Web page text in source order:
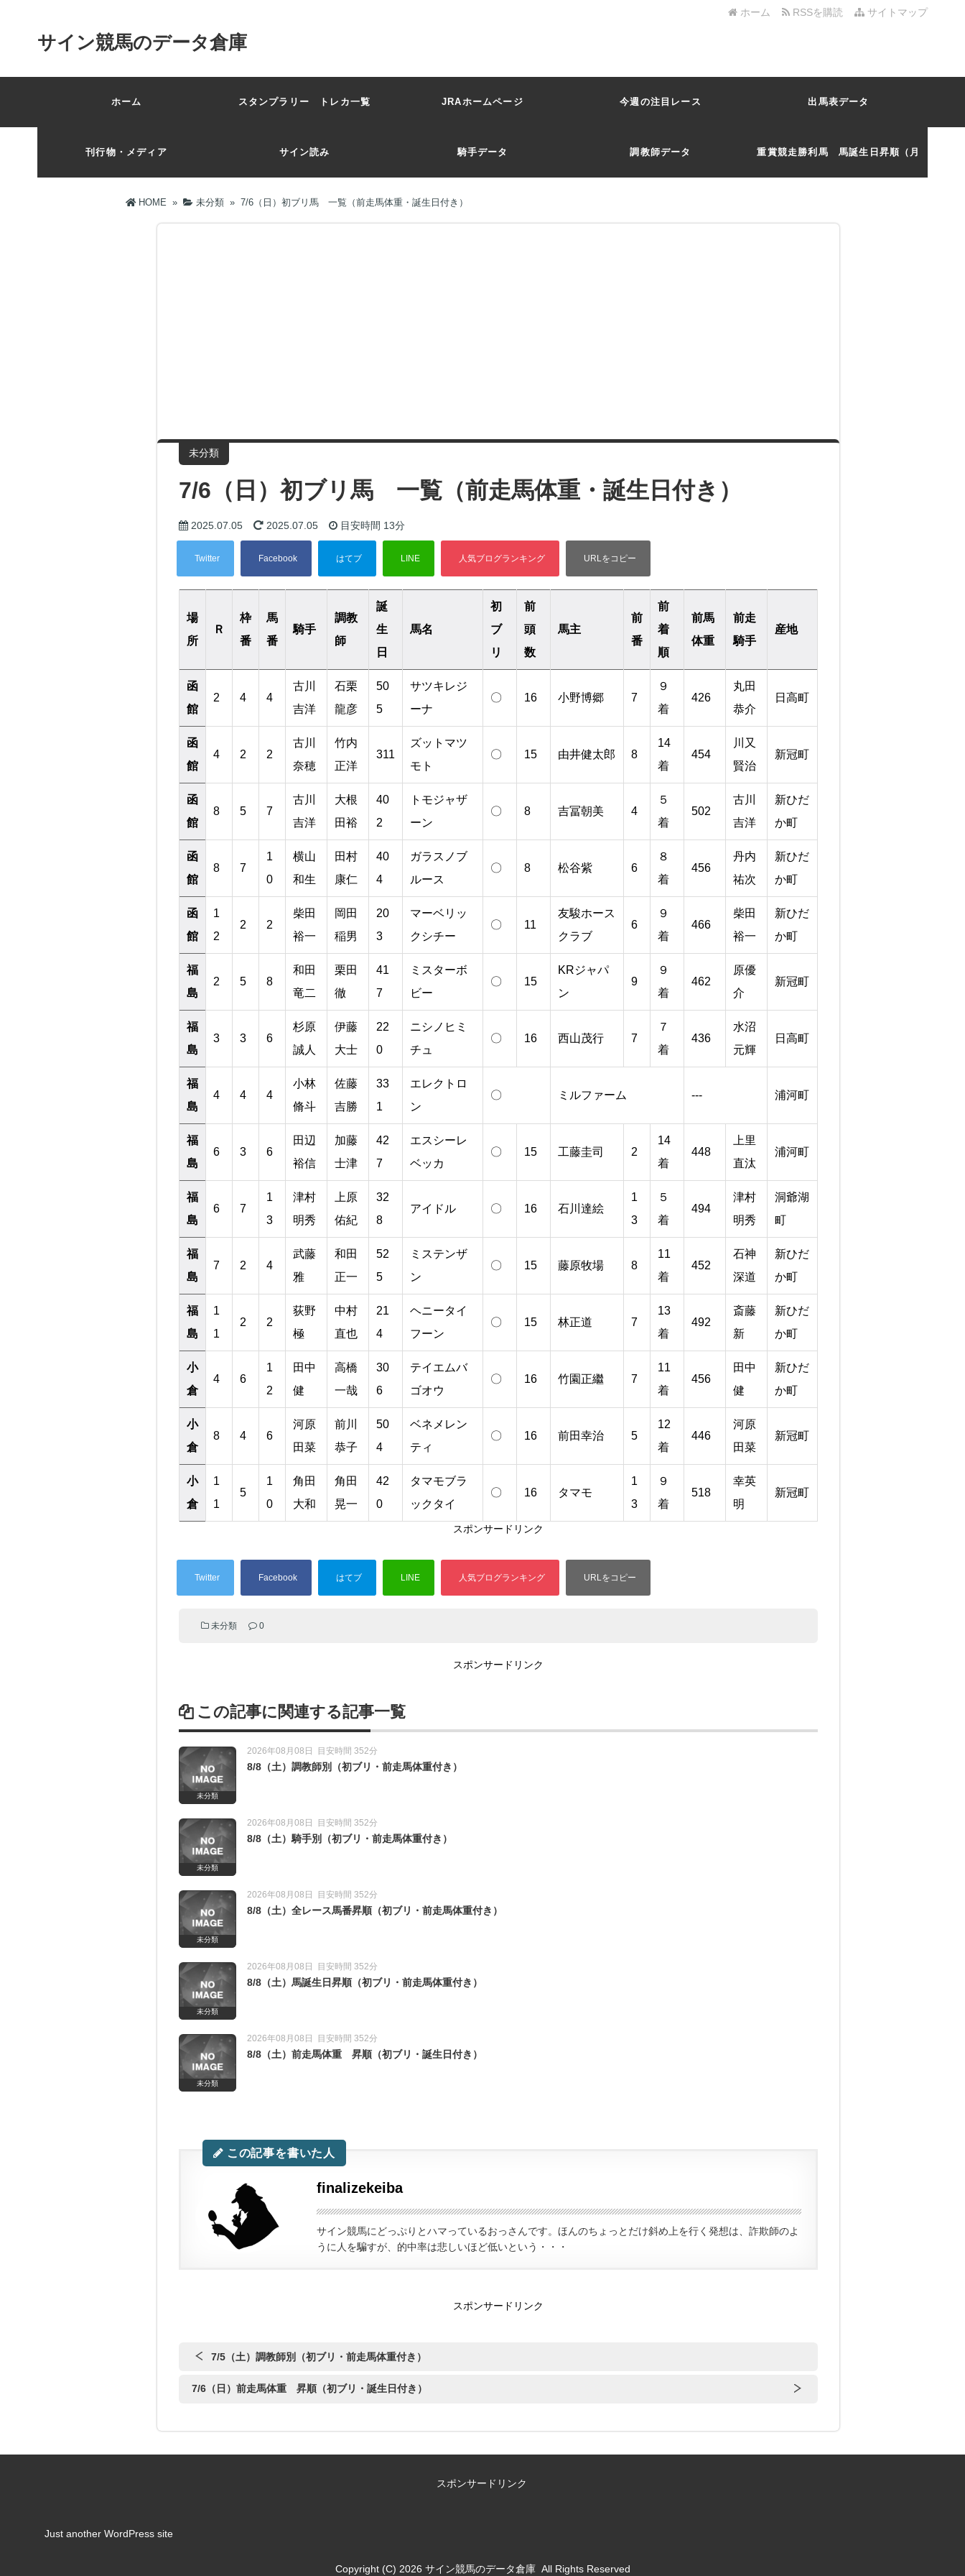
サイトマップ
RSSを購読
ホーム
サイン競馬のデータ倉庫
ホーム スタンプラリー トレカ一覧 JRAホームページ 今週の注目レース 出馬表データ
刊行物・メディア サイン読み 騎手データ 調教師データ 重賞競走勝利馬 馬誕生日昇順（月
HOME » 未分類 » 7/6（日）初ブリ馬 一覧（前走馬体重・誕生日付き）
未分類
7/6（日）初ブリ馬 一覧（前走馬体重・誕生日付き）
2025.07.05 2025.07.05 目安時間 13分
場
所
Ｒ
枠
番
馬
番
騎手
調教
師
誕
生
日
馬名
初
ブ
リ
前
頭
数
馬主
前
番
前
着
順
前馬
体重
前走
騎手
産地
函
館
2 4 4
古川
吉洋
石栗
龍彦
50
5
サツキレジ
ーナ
〇 16 小野博郷 7
９
着
426
丸田
恭介
日高町
函
館
4 2 2
古川
奈穂
竹内
正洋
311
ズットマツ
モト
〇 15 由井健太郎 8
14
着
454
川又
賢治
新冠町
函
館
8 5 7
古川
吉洋
大根
田裕
40
2
トモジャザ
ーン
〇 8 吉冨朝美 4
５
着
502
古川
吉洋
新ひだ
か町
函
館
8 7
1
0
横山
和生
田村
康仁
40
4
ガラスノブ
ルース
〇 8 松谷紫 6
８
着
456
丹内
祐次
新ひだ
か町
函
館
1
2
2 2
柴田
裕一
岡田
稲男
20
3
マーベリッ
クシチー
〇 11
友駿ホース
クラブ
6
９
着
466
柴田
裕一
新ひだ
か町
福
島
2 5 8
和田
竜二
栗田
徹
41
7
ミスターボ
ビー
〇 15
KRジャパ
ン
9
９
着
462
原優
介
新冠町
福
島
3 3 6
杉原
誠人
伊藤
大士
22
0
ニシノヒミ
チュ
〇 16 西山茂行 7
７
着
436
水沼
元輝
日高町
福
島
4 4 4
小林
脩斗
佐藤
吉勝
33
1
エレクトロ
ン
〇 ミルファーム --- 浦河町
福
島
6 3 6
田辺
裕信
加藤
士津
42
7
エスシーレ
ベッカ
〇 15 工藤圭司 2
14
着
448
上里
直汰
浦河町
福
島
6 7
1
3
津村
明秀
上原
佑紀
32
8
アイドル 〇 16 石川達絵
1
3
５
着
494
津村
明秀
洞爺湖
町
福
島
7 2 4
武藤
雅
和田
正一
52
5
ミステンザ
ン
〇 15 藤原牧場 8
11
着
452
石神
深道
新ひだ
か町
福
島
1
1
2 2
荻野
極
中村
直也
21
4
ヘニータイ
フーン
〇 15 林正道 7
13
着
492
斎藤
新
新ひだ
か町
小
倉
4 6
1
2
田中
健
高橋
一哉
30
6
テイエムバ
ゴオウ
〇 16 竹園正繼 7
11
着
456
田中
健
新ひだ
か町
小
倉
8 4 6
河原
田菜
前川
恭子
50
4
ベネメレン
ティ
〇 16 前田幸治 5
12
着
446
河原
田菜
新冠町
小
倉
1
1
5
1
0
角田
大和
角田
晃一
42
0
タマモブラ
ックタイ
〇 16 タマモ
1
3
９
着
518
幸英
明
新冠町
スポンサードリンク
未分類 0
スポンサードリンク
この記事に関連する記事一覧
未分類
2026年08月08日 目安時間 352分
8/8（土）調教師別（初ブリ・前走馬体重付き）
未分類
2026年08月08日 目安時間 352分
8/8（土）騎手別（初ブリ・前走馬体重付き）
未分類
2026年08月08日 目安時間 352分
8/8（土）全レース馬番昇順（初ブリ・前走馬体重付き）
未分類
2026年08月08日 目安時間 352分
8/8（土）馬誕生日昇順（初ブリ・前走馬体重付き）
未分類
2026年08月08日 目安時間 352分
8/8（土）前走馬体重 昇順（初ブリ・誕生日付き）
この記事を書いた人
finalizekeiba
サイン競馬にどっぷりとハマっているおっさんです。ほんのちょっとだけ斜め上を行く発想は、詐欺師のよ
うに人を騙すが、的中率は悲しいほど低いという・・・
スポンサードリンク
7/5（土）調教師別（初ブリ・前走馬体重付き）
7/6（日）前走馬体重 昇順（初ブリ・誕生日付き）
スポンサードリンク
Just another WordPress site
Copyright (C) 2026 サイン競馬のデータ倉庫All Rights Reserved